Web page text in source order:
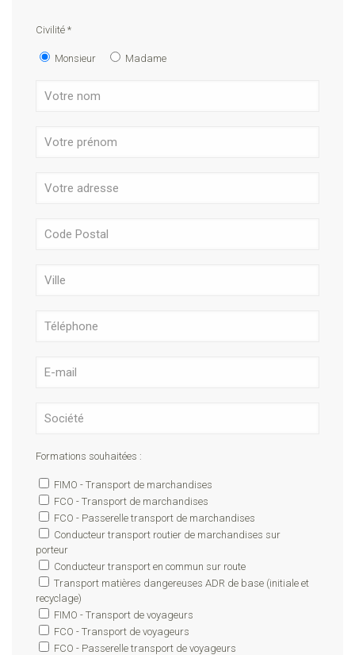
Civilité *
Monsieur Madame
Formations souhaitées :
FIMO - Transport de marchandises
FCO - Transport de marchandises
FCO - Passerelle transport de marchandises
Conducteur transport routier de marchandises sur
porteur
Conducteur transport en commun sur route
Transport matières dangereuses ADR de base (initiale et
recyclage)
FIMO - Transport de voyageurs
FCO - Transport de voyageurs
FCO - Passerelle transport de voyageurs